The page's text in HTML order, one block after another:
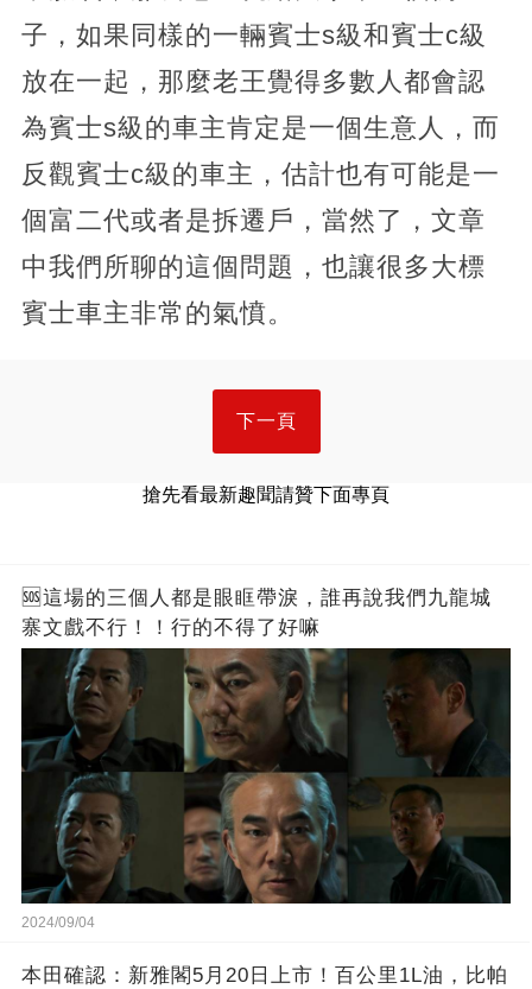
子，如果同樣的一輛賓士s級和賓士c級
放在一起，那麼老王覺得多數人都會認
為賓士s級的車主肯定是一個生意人，而
反觀賓士c級的車主，估計也有可能是一
個富二代或者是拆遷戶，當然了，文章
中我們所聊的這個問題，也讓很多大標
賓士車主非常的氣憤。
下一頁
搶先看最新趣聞請贊下面專頁
🆘這場的三個人都是眼眶帶淚，誰再說我們九龍城
寨文戲不行！！行的不得了好嘛
2024/09/04
本田確認：新雅閣5月20日上市！百公里1L油，比帕